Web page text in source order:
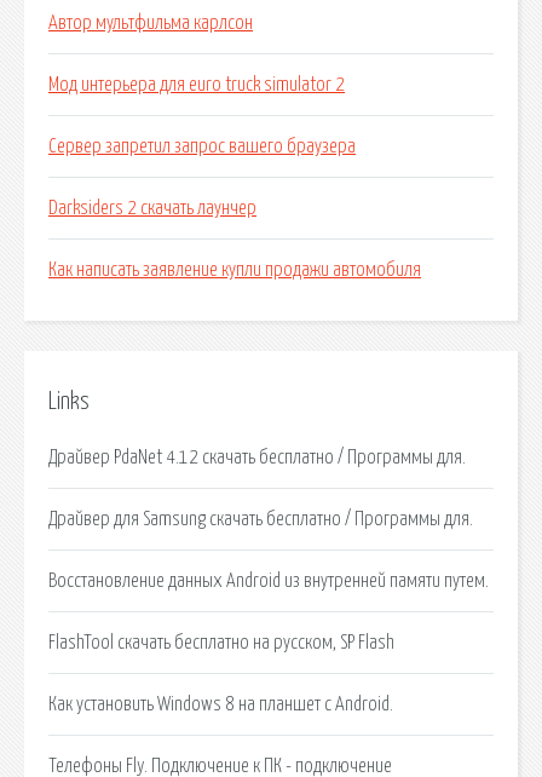
Автор мультфильма карлсон
Мод интерьера для euro truck simulator 2
Сервер запретил запрос вашего браузера
Darksiders 2 скачать лаунчер
Как написать заявление купли продажи автомобиля
Links
Драйвер PdaNet 4.12 скачать бесплатно / Программы для.
Драйвер для Samsung скачать бесплатно / Программы для.
Восстановление данных Android из внутренней памяти путем.
FlashTool скачать бесплатно на русском, SP Flash
Как установить Windows 8 на планшет с Android.
Телефоны Fly. Подключение к ПК - подключение